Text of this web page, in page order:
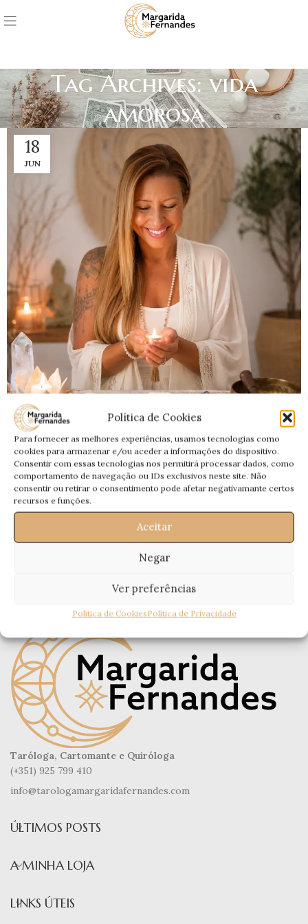
Política de Cookies
Para fornecer as melhores experiências, usamos tecnologias como
cookies para armazenar e/ou aceder a informações do dispositivo.
Consentir com essas tecnologias nos permitirá processar dados, como
comportamento de navegação ou IDs exclusivos neste site. Não
consentir ou retirar o consentimento pode afetar negativamante certos
recursos e funções.
Aceitar
Negar
Ver preferências
Política de CookiesPolítica de Privacidade
Tag Archives: vida
amorosa
18
JUN
BLOG
21 de Junho – Ritual da Lua Crescente em
Balança (Harmonia e Reequilíbrio)
Magui 0
Lua Crescente em Balança e Solstício de Verão 2026 — Ritual
de Harmonia, Reciprocidade e Reequilíbrio dos Caminhos
CONTINUA A LER
Taróloga, Cartomante e Quiróloga
(+351) 925 799 410
info@tarologamargaridafernandes.com
ÚLTIMOS POSTS
A MINHA LOJA
LINKS ÚTEIS